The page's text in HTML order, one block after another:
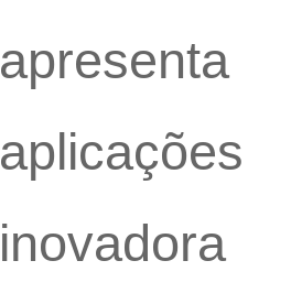
apresenta
aplicações
inovadora